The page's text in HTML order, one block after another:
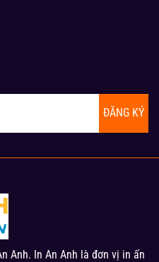
ĐĂNG KÝ
Anh. In An Anh là đơn vị in ấn